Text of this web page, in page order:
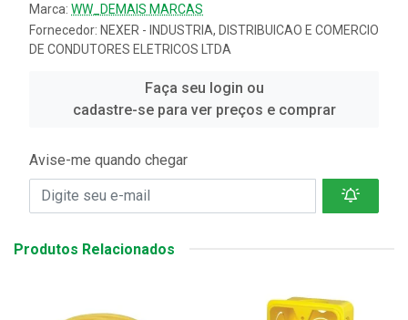
Marca: WW_DEMAIS MARCAS
Fornecedor: NEXER - INDUSTRIA, DISTRIBUICAO E COMERCIO
DE CONDUTORES ELETRICOS LTDA
Faça seu login ou
cadastre-se para ver preços e comprar
Avise-me quando chegar
Produtos Relacionados